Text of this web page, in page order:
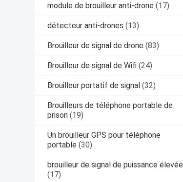
module de brouilleur anti-drone (17)
détecteur anti-drones (13)
Brouilleur de signal de drone (83)
Brouilleur de signal de Wifi (24)
Brouilleur portatif de signal (32)
Brouilleurs de téléphone portable de
prison (19)
Un brouilleur GPS pour téléphone
portable (30)
brouilleur de signal de puissance élevée
(17)